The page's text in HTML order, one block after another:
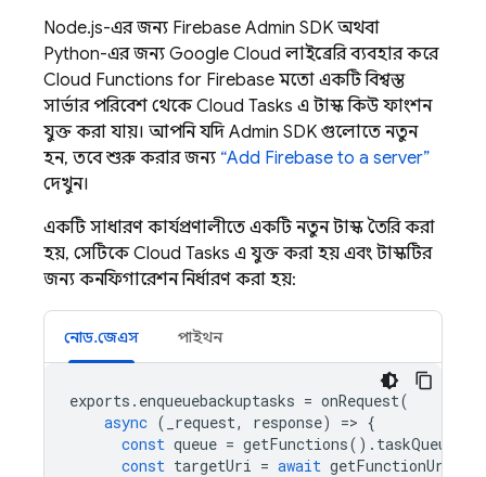
Node.js-এর জন্য Firebase Admin SDK অথবা
Python-এর জন্য Google Cloud লাইব্রেরি ব্যবহার করে
Cloud Functions for Firebase মতো একটি বিশ্বস্ত
সার্ভার পরিবেশ থেকেCloud Tasks এ টাস্ক কিউ ফাংশন
যুক্ত করা যায়। আপনি যদি Admin SDK গুলোতে নতুন
হন, তবে শুরু করার জন্য “Add Firebase to a server”
দেখুন।
একটি সাধারণ কার্যপ্রণালীতে একটি নতুন টাস্ক তৈরি করা
হয়, সেটিকেCloud Tasks এ যুক্ত করা হয় এবং টাস্কটির
জন্য কনফিগারেশন নির্ধারণ করা হয়:
নোড.জেএস পাইথন
exports . enqueuebackuptasks = onRequest(
async ( _request, response) => {
const queue = getFunctions(). taskQueue
const targetUri = await getFunctionUrl